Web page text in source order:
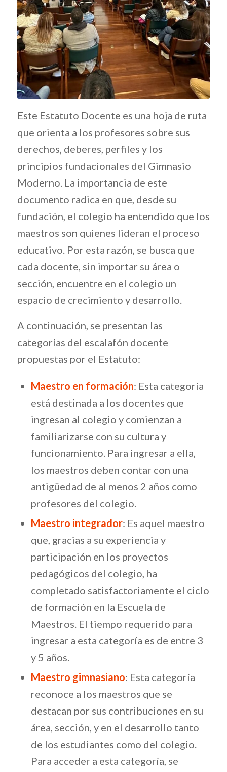
Este Estatuto Docente es una hoja de ruta
que orienta a los profesores sobre sus
derechos, deberes, perfiles y los
principios fundacionales del Gimnasio
Moderno. La importancia de este
documento radica en que, desde su
fundación, el colegio ha entendido que los
maestros son quienes lideran el proceso
educativo. Por esta razón, se busca que
cada docente, sin importar su área o
sección, encuentre en el colegio un
espacio de crecimiento y desarrollo.
A continuación, se presentan las
categorías del escalafón docente
propuestas por el Estatuto:
Maestro en formación: Esta categoría
está destinada a los docentes que
ingresan al colegio y comienzan a
familiarizarse con su cultura y
funcionamiento. Para ingresar a ella,
los maestros deben contar con una
antigüedad de al menos 2 años como
profesores del colegio.
Maestro integrador: Es aquel maestro
que, gracias a su experiencia y
participación en los proyectos
pedagógicos del colegio, ha
completado satisfactoriamente el ciclo
de formación en la Escuela de
Maestros. El tiempo requerido para
ingresar a esta categoría es de entre 3
y 5 años.
Maestro gimnasiano: Esta categoría
reconoce a los maestros que se
destacan por sus contribuciones en su
área, sección, y en el desarrollo tanto
de los estudiantes como del colegio.
Para acceder a esta categoría, se